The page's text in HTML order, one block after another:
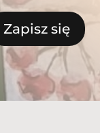
Zapisz się